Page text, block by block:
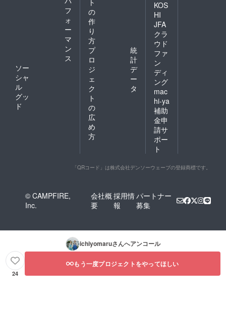
フ
ォ
ー
マ
ン
ス
ソー
シャ
ル
グッ
ド
の
作
り
方
プ
ロ
ジ
ェ
ク
ト
の
広
め
方
統
計
デ
ー
タ
KOS
HI
JFA
クラ
ウド
ファ
ン
ディ
ング
mac
hi-ya
補助
金申
請サ
ポー
ト
「QRコード」は株式会社デンソーウェーブの登録商標です。
© CAMPFIRE,
Inc.
会社概
要
採用情
報
パートナー
募集
ichiyomaruさんへアンコール
24
もう一度プロジェクトをやってほしい